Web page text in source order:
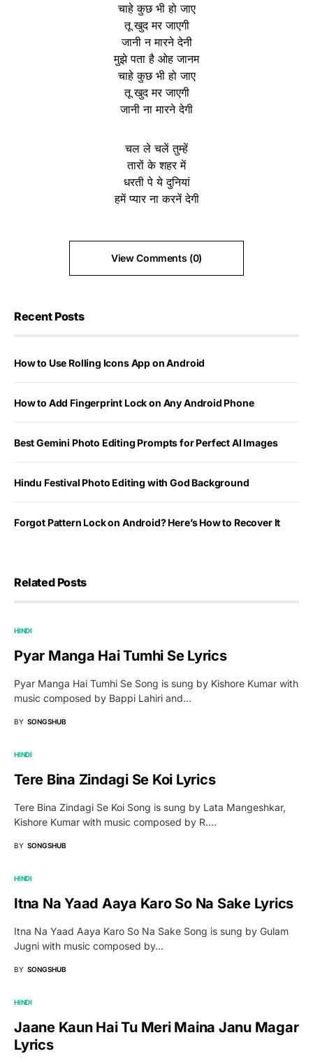
चाहे कुछ भी हो जाए
तू खुद मर जाएगी
जानी न मारने देनी
मुझे पता है ओह जानम
चाहे कुछ भी हो जाए
तू खुद मर जाएगी
जानी ना मारने देगी
चल ले चलें तुम्हें
तारों के शहर में
धरती पे ये दुनियां
हमें प्यार ना करनें देगी
View Comments (0)
Recent Posts
How to Use Rolling Icons App on Android
How to Add Fingerprint Lock on Any Android Phone
Best Gemini Photo Editing Prompts for Perfect AI Images
Hindu Festival Photo Editing with God Background
Forgot Pattern Lock on Android? Here’s How to Recover It
Related Posts
HINDI
Pyar Manga Hai Tumhi Se Lyrics
Pyar Manga Hai Tumhi Se Song is sung by Kishore Kumar with
music composed by Bappi Lahiri and…
BY SONGSHUB
HINDI
Tere Bina Zindagi Se Koi Lyrics
Tere Bina Zindagi Se Koi Song is sung by Lata Mangeshkar,
Kishore Kumar with music composed by R.…
BY SONGSHUB
HINDI
Itna Na Yaad Aaya Karo So Na Sake Lyrics
Itna Na Yaad Aaya Karo So Na Sake Song is sung by Gulam
Jugni with music composed by…
BY SONGSHUB
HINDI
Jaane Kaun Hai Tu Meri Maina Janu Magar
Lyrics